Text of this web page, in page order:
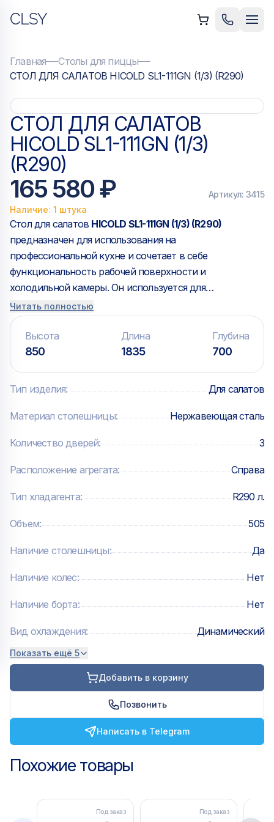
CLSY Позвонить
меню
Главная
Столы для пиццы
СТОЛ ДЛЯ САЛАТОВ HICOLD SL1-111GN (1/3) (R290)
СТОЛ ДЛЯ САЛАТОВ
HICOLD SL1-111GN (1/3)
(R290)
165 580 ₽ Артикул: 3415
Наличие: 1 штука
Стол для салатов HICOLD SL1-111GN (1/3) (R290)
предназначен для использования на
профессиональной кухне и сочетает в себе
функциональность рабочей поверхности и
холодильной камеры. Он используется для
приготовления салатов, бутербродов и суши.
Конструкция стола включает в себя столешницу и
холодильную камеру.
Читать полностью
Высота
850
Длина
1835
Глубина
700
Тип изделия: Для салатов
Материал столешницы: Нержавеющая сталь
Количество дверей: 3
Расположение агрегата: Справа
Тип хладагента: R290 л.
Объем: 505
Наличие столешницы: Да
Наличие колес: Нет
Наличие борта: Нет
Вид охлаждения: Динамический
Показать ещё 5
Добавить в корзину
Позвонить
Написать в Telegram
Похожие товары
Под заказ Под заказ